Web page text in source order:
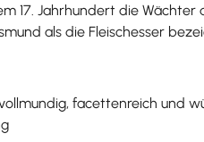
17. Jahrhundert die
als die Fleischesser
facettenreich und